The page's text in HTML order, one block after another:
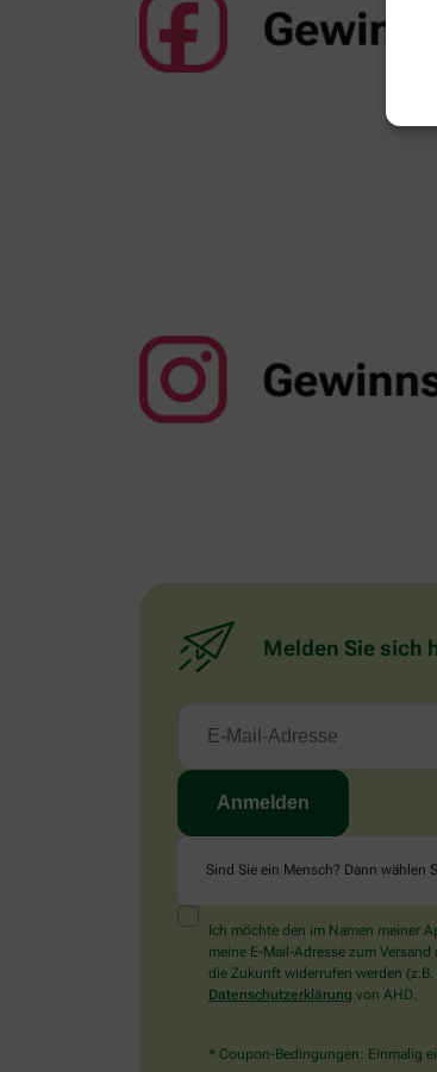
Melden Sie sich
Sind Sie ein Mensch? Dann wählen
Ich möchte den im Namen meiner
meine E-Mail-Adresse zum
die Zukunft widerrufen werden
Datenschutzerklärung von AHD.
* Coupon-Bedingungen: Einmalig